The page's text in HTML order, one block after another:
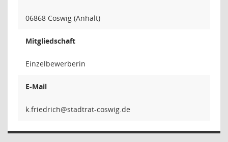
06868 Coswig (Anhalt)
Mitgliedschaft
Einzelbewerberin
E-Mail
hcird